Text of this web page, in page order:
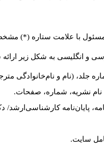
مسئول با علامت ستاره (*)
و انگلیسی به شکل زیر
جلد، (نام و نام‌خانوادگی
نام نشریه، شماره، صفحات.
پایان‌نامه کارشناسی‌ارشد/
سایت.